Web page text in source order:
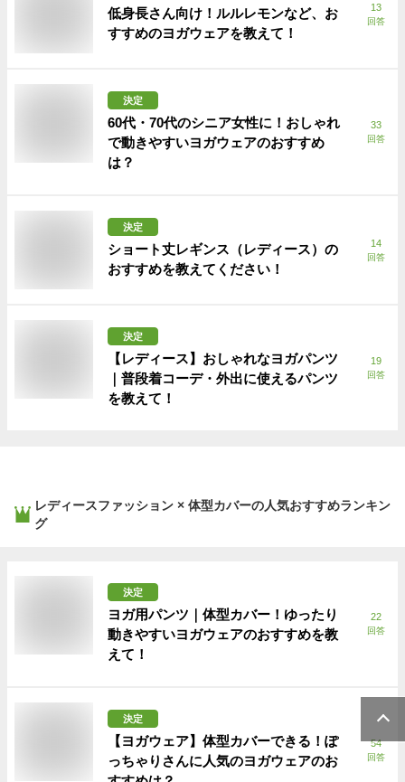
低身長さん向け！ルルレモンなど、お
すすめのヨガウェアを教えて！
13
回答
決定
60代・70代のシニア女性に！おしゃれ
で動きやすいヨガウェアのおすすめ
は？
33
回答
決定
ショート丈レギンス（レディース）の
おすすめを教えてください！
14
回答
決定
【レディース】おしゃれなヨガパンツ
｜普段着コーデ・外出に使えるパンツ
を教えて！
19
回答
レディースファッション × 体型カバーの人気おすすめランキン
グ
決定
ヨガ用パンツ｜体型カバー！ゆったり
動きやすいヨガウェアのおすすめを教
えて！
22
回答
決定
【ヨガウェア】体型カバーできる！ぽ
っちゃりさんに人気のヨガウェアのお
54
回答